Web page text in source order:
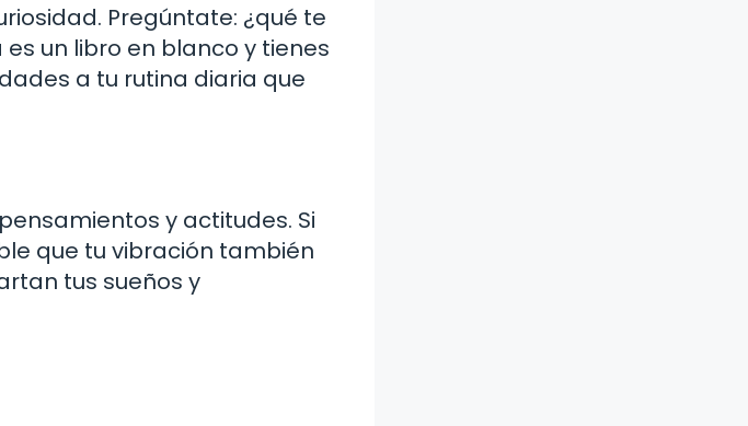
Pregúntate: ¿qué te
un libro en blanco y tienes
a tu rutina diaria que
y actitudes. Si
que tu vibración también
tus sueños y